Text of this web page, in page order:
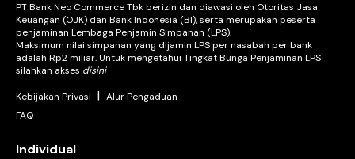
PT Bank Neo Commerce Tbk berizin dan diawasi oleh Otoritas Jasa
Keuangan (OJK) dan Bank Indonesia (BI), serta merupakan peserta
penjaminan Lembaga Penjamin Simpanan (LPS).
Maksimum nilai simpanan yang dijamin LPS per nasabah per bank
adalah Rp2 miliar. Untuk mengetahui Tingkat Bunga Penjaminan LPS
silahkan akses disini
Kebijakan Privasi | Alur Pengaduan
FAQ
Individual